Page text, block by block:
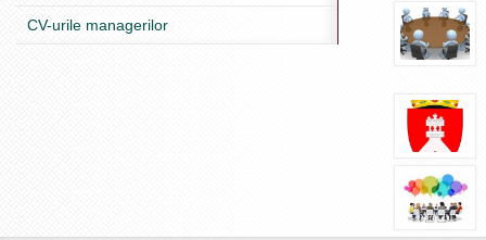
CV-urile managerilor